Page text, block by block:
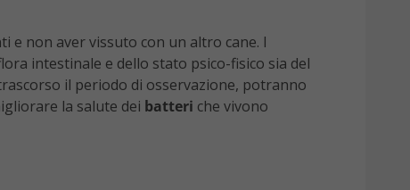
e non aver vissuto con un altro cane. I
intestinale e dello stato psico-fisico sia del
il periodo di osservazione, potranno
la salute dei batteri che vivono